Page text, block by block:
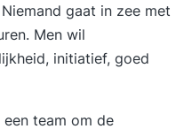
gaat in zee met
Men wil
initiatief, goed
team om de